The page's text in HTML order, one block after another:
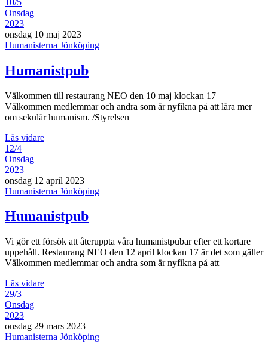
Onsdag
2023
onsdag 10 maj 2023
Humanisterna Jönköping
Humanistpub
Välkommen till restaurang NEO den 10 maj klockan 17
Välkommen medlemmar och andra som är nyfikna på att lära mer
om sekulär humanism. /Styrelsen
Läs vidare
12/4
Onsdag
2023
onsdag 12 april 2023
Humanisterna Jönköping
Humanistpub
Vi gör ett försök att återuppta våra humanistpubar efter ett kortare
uppehåll. Restaurang NEO den 12 april klockan 17 är det som gäller
Välkommen medlemmar och andra som är nyfikna på att
Läs vidare
29/3
Onsdag
2023
onsdag 29 mars 2023
Humanisterna Jönköping